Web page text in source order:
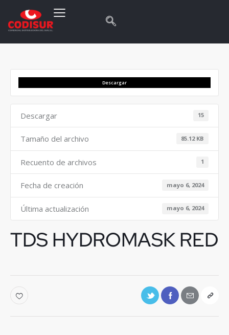
Descargar
Descargar 15
Tamaño del archivo 85.12 KB
Recuento de archivos 1
Fecha de creación mayo 6, 2024
Última actualización mayo 6, 2024
TDS HYDROMASK RED